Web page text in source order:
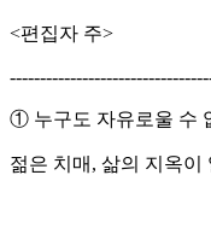
<편집자 주>
① 누구도 자유로울 수
젊은 치매, 삶의 지옥이